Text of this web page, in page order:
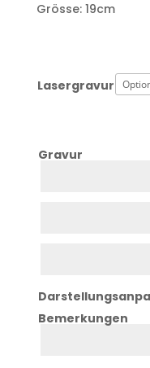
Grösse: 19cm
Lasergravur
Gravur
Bemerkungen
Bemerkung